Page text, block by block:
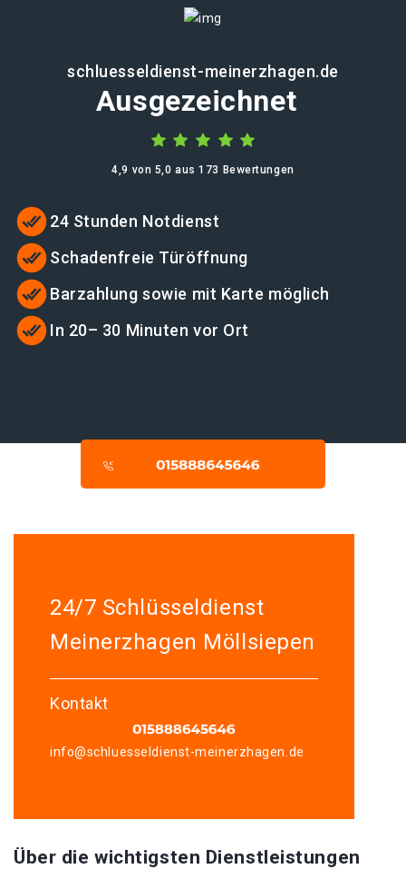
schluesseldienst-meinerzhagen.de
Ausgezeichnet
4,9 von 5,0 aus 173 Bewertungen
24 Stunden Notdienst
Schadenfreie Türöffnung
Barzahlung sowie mit Karte möglich
In 20– 30 Minuten vor Ort
24/7 Schlüsseldienst
Meinerzhagen Möllsiepen
Kontakt
info@schluesseldienst-meinerzhagen.de
Über die wichtigsten Dienstleistungen